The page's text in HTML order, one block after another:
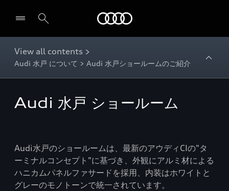
View all contents >
Audi 水戸 について > Audi 水戸ショールームのご紹介
Audi 水戸 ショールーム
Audi水戸のショールームは、最新のアウディCIの"タ
ーミナルコンセプト"に基づき、外観にアルミ材による
ハニカムパネルファサードを採用、内装はホワイトと
グレーのモノトーンで統一されています。